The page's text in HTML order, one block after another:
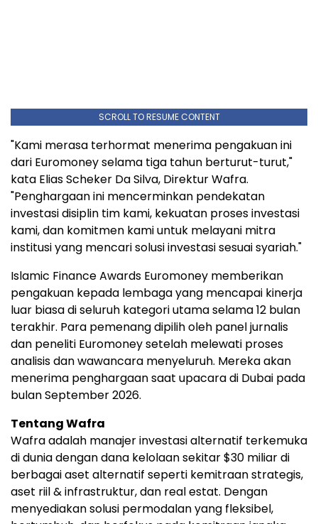
SCROLL TO RESUME CONTENT
"Kami merasa terhormat menerima pengakuan ini
dari Euromoney selama tiga tahun berturut-turut,"
kata Elias Scheker Da Silva, Direktur Wafra.
"Penghargaan ini mencerminkan pendekatan
investasi disiplin tim kami, kekuatan proses investasi
kami, dan komitmen kami untuk melayani mitra
institusi yang mencari solusi investasi sesuai syariah."
Islamic Finance Awards Euromoney memberikan
pengakuan kepada lembaga yang mencapai kinerja
luar biasa di seluruh kategori utama selama 12 bulan
terakhir. Para pemenang dipilih oleh panel jurnalis
dan peneliti Euromoney setelah melewati proses
analisis dan wawancara menyeluruh. Mereka akan
menerima penghargaan saat upacara di Dubai pada
bulan September 2026.
Tentang Wafra
Wafra adalah manajer investasi alternatif terkemuka
di dunia dengan dana kelolaan sekitar $30 miliar di
berbagai aset alternatif seperti kemitraan strategis,
aset riil & infrastruktur, dan real estat. Dengan
menyediakan solusi permodalan yang fleksibel,